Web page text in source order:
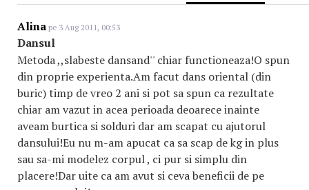
Alina pe 3 Aug 2011, 00:53
Dansul
Metoda ,,slabeste dansand'' chiar functioneaza!O spun
din proprie experienta.Am facut dans oriental (din
buric) timp de vreo 2 ani si pot sa spun ca rezultate
chiar am vazut in acea perioada deoarece inainte
aveam burtica si solduri dar am scapat cu ajutorul
dansului!Eu nu m-am apucat ca sa scap de kg in plus
sau sa-mi modelez corpul , ci pur si simplu din
placere!Dar uite ca am avut si ceva beneficii de pe